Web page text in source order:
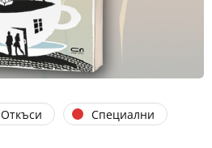
Откъси
Специални